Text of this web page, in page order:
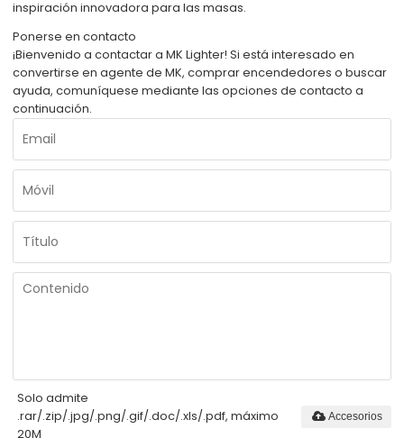
inspiración innovadora para las masas.
Ponerse en contacto
¡Bienvenido a contactar a MK Lighter! Si está interesado en
convertirse en agente de MK, comprar encendedores o buscar
ayuda, comuníquese mediante las opciones de contacto a
continuación.
Solo admite
.rar/.zip/.jpg/.png/.gif/.doc/.xls/.pdf, máximo
20M
Accesorios